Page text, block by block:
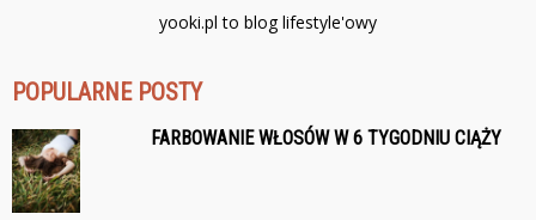
yooki.pl to blog lifestyle'owy
POPULARNE POSTY
FARBOWANIE WŁOSÓW W 6 TYGODNIU CIĄŻY